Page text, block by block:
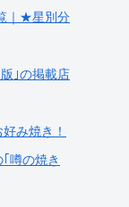
｜★星別分
｣の掲載店
み焼き！
噂の焼き